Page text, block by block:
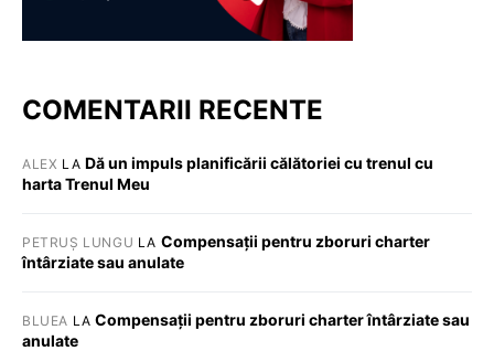
COMENTARII RECENTE
ALEX LA Dă un impuls planificării călătoriei cu trenul cu
harta Trenul Meu
PETRUȘ LUNGU LA Compensații pentru zboruri charter
întârziate sau anulate
BLUEA LACompensații pentru zboruri charter întârziate sau
anulate